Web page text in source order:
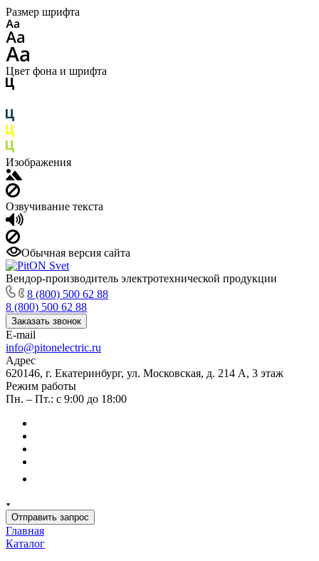
Размер шрифта
Цвет фона и шрифта
Изображения
Озвучивание текста
Обычная версия сайта
Вендор-производитель электротехнической продукции
8 (800) 500 62 88
8 (800) 500 62 88
Заказать звонок
E-mail
info@pitonelectric.ru
Адрес
620146, г. Екатеринбург, ул. Московская, д. 214 А, 3 этаж
Режим работы
Пн. – Пт.: с 9:00 до 18:00
Отправить запрос
Главная
Каталог